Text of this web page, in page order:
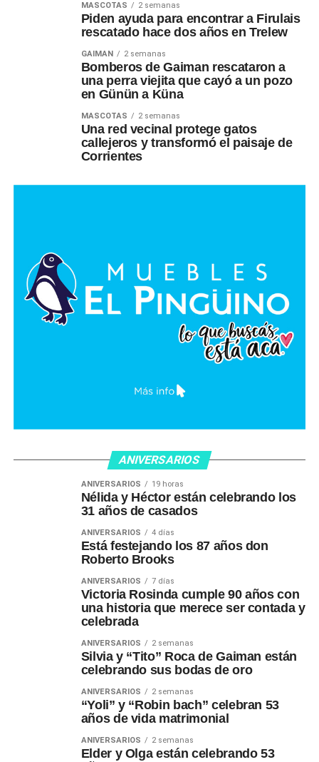
MASCOTAS 2 semanas
Piden ayuda para encontrar a Firulais
rescatado hace dos años en Trelew
GAIMAN 2 semanas
Bomberos de Gaiman rescataron a
una perra viejita que cayó a un pozo
en Günün a Küna
MASCOTAS 2 semanas
Una red vecinal protege gatos
callejeros y transformó el paisaje de
Corrientes
ANIVERSARIOS
ANIVERSARIOS 19 horas
Nélida y Héctor están celebrando los
31 años de casados
ANIVERSARIOS 4 días
Está festejando los 87 años don
Roberto Brooks
ANIVERSARIOS 7 días
Victoria Rosinda cumple 90 años con
una historia que merece ser contada y
celebrada
ANIVERSARIOS 2 semanas
Silvia y “Tito” Roca de Gaiman están
celebrando sus bodas de oro
ANIVERSARIOS 2 semanas
“Yoli” y “Robin bach” celebran 53
años de vida matrimonial
ANIVERSARIOS 2 semanas
Elder y Olga están celebrando 53